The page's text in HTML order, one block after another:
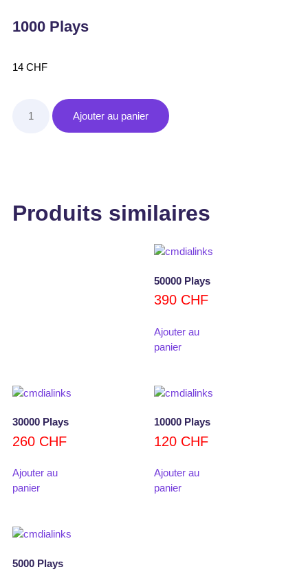
1000 Plays
14 CHF
Ajouter au panier
Produits similaires
50000 Plays
390 CHF
Ajouter au
panier
30000 Plays
260 CHF
Ajouter au
panier
10000 Plays
120 CHF
Ajouter au
panier
5000 Plays